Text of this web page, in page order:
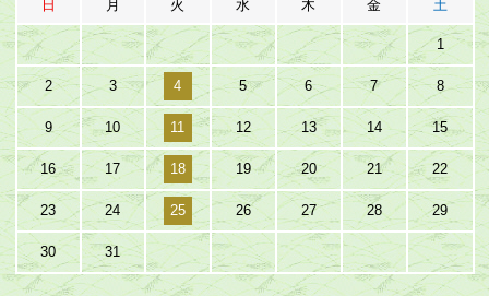
日 月 火 水 木 金 土
1
2 3 4 5 6 7 8
9 10 11 12 13 14 15
16 17 18 19 20 21 22
23 24 25 26 27 28 29
30 31